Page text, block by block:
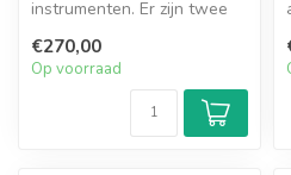
instrumenten. Er zijn twee
Voor twee 4/4 ...
€270,00
Op voorraad